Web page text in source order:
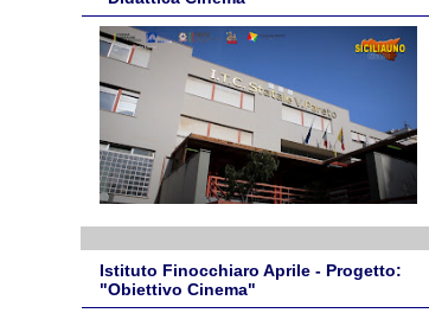
Istituto Finocchiaro Aprile - Progetto:
"Obiettivo Cinema"